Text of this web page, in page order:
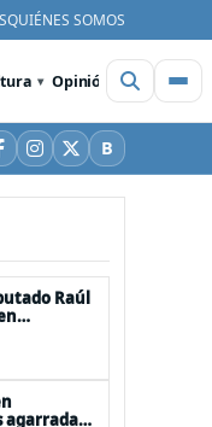
QUIÉNES SOMOS
Opinión Videos
Instagram
X BBluesky
Raúl
ausencia
agarradas